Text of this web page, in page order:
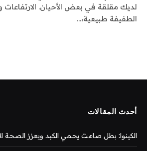
لديك مقلقة في بعض الأحيان. الارتفاعات
الطفيفة طبيعية،…
أحدث المقالات
الكينوا: بطل صامت يحمي الكبد ويعزز الصحة